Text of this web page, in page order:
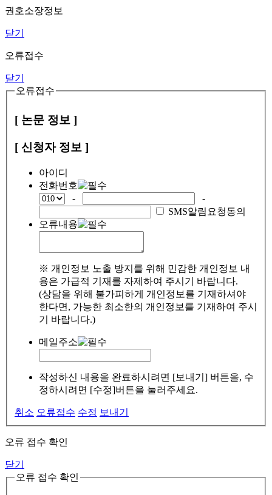
권호소장정보
닫기
오류접수
닫기
오류접수
[ 논문 정보 ]
[ 신청자 정보 ]
아이디
전화번호
-
-
SMS알림요청동의
오류내용
※ 개인정보 노출 방지를 위해 민감한 개인정보 내
용은 가급적 기재를 자제하여 주시기 바랍니다.
(상담을 위해 불가피하게 개인정보를 기재하셔야
한다면, 가능한 최소한의 개인정보를 기재하여 주시
기 바랍니다.)
메일주소
작성하신 내용을 완료하시려면 [보내기] 버튼을, 수
정하시려면 [수정]버튼을 눌러주세요.
취소 오류접수 수정 보내기
오류 접수 확인
닫기
오류 접수 확인